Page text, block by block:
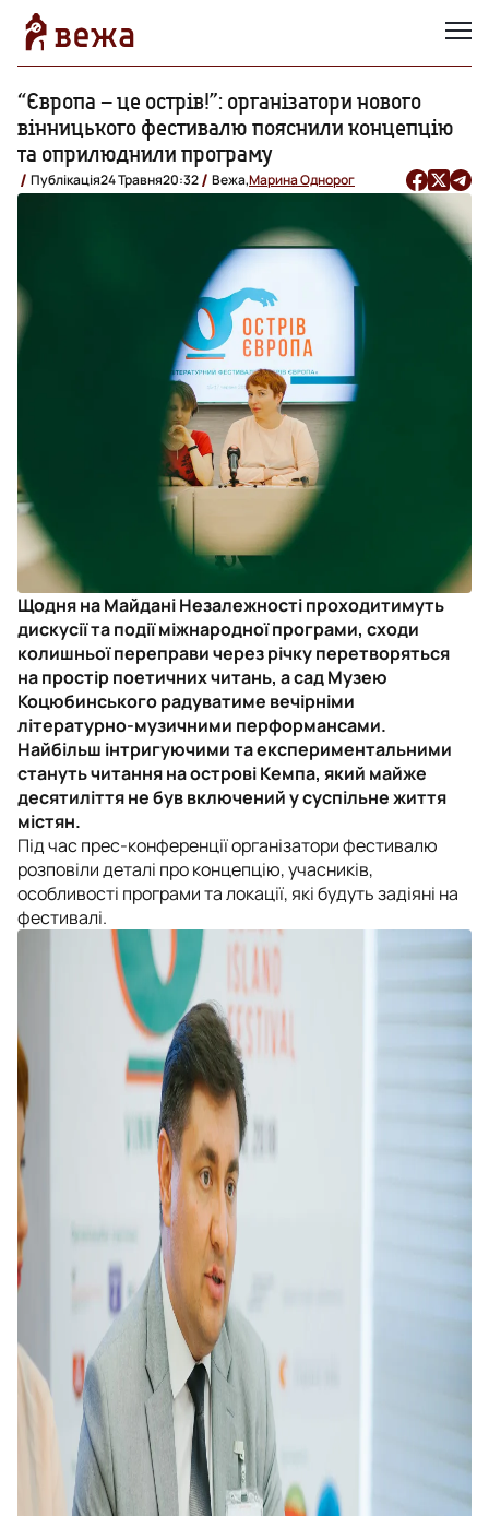
“Європа – це острів!”: організатори нового
вінницького фестивалю пояснили концепцію
та оприлюднили програму
Публікація24 Травня20:32 Вежа,Марина Однорог
Щодня на Майдані Незалежності проходитимуть
дискусії та події міжнародної програми, сходи
колишньої переправи через річку перетворяться
на простір поетичних читань, а сад Музею
Коцюбинського радуватиме вечірніми
літературно-музичними перформансами.
Найбільш інтригуючими та експериментальними
стануть читання на острові Кемпа, який майже
десятиліття не був включений у суспільне життя
містян.
Під час прес-конференції організатори фестивалю
розповіли деталі про концепцію, учасників,
особливості програми та локації, які будуть задіяні на
фестивалі.